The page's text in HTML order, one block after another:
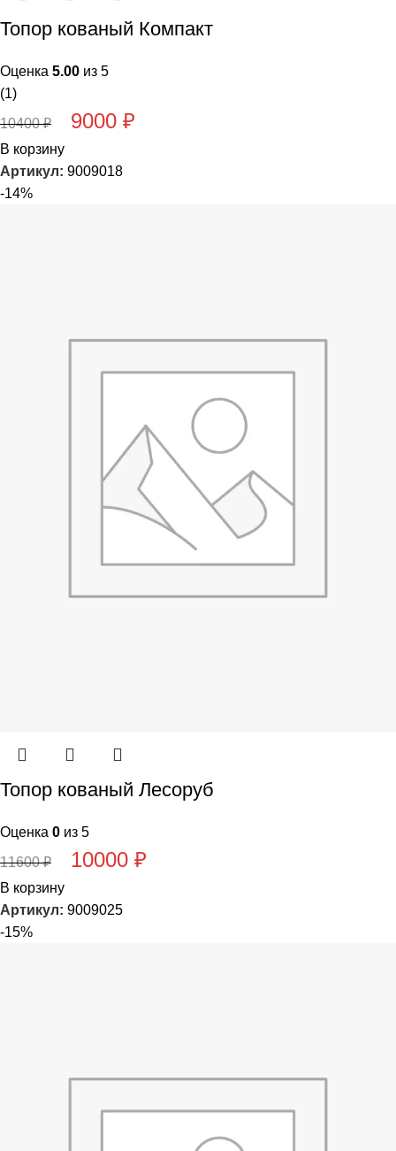
Топор кованый Компакт
Оценка 5.00 из 5
(1)
10400₽ 9000 ₽
В корзину
Артикул: 9009018
-14%
Топор кованый Лесоруб
Оценка 0 из 5
11600₽ 10000 ₽
В корзину
Артикул: 9009025
-15%